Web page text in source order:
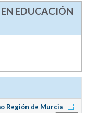
EDUCACIÓN
Región de Murcia